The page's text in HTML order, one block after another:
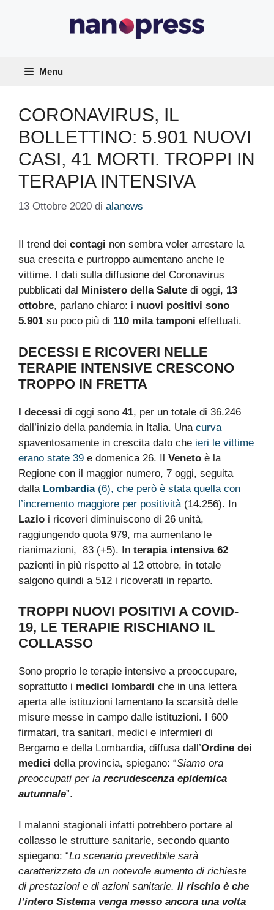
Menu
CORONAVIRUS, IL
BOLLETTINO: 5.901 NUOVI
CASI, 41 MORTI. TROPPI IN
TERAPIA INTENSIVA
13 Ottobre 2020 di alanews
Il trend dei contagi non sembra voler arrestare la
sua crescita e purtroppo aumentano anche le
vittime. I dati sulla diffusione del Coronavirus
pubblicati dal Ministero della Salute di oggi, 13
ottobre, parlano chiaro: i nuovi positivi sono
5.901 su poco più di 110 mila tamponi effettuati.
DECESSI E RICOVERI NELLE
TERAPIE INTENSIVE CRESCONO
TROPPO IN FRETTA
I decessi di oggi sono 41, per un totale di 36.246
dall’inizio della pandemia in Italia. Una curva
spaventosamente in crescita dato che ieri le vittime
erano state 39 e domenica 26. Il Veneto è la
Regione con il maggior numero, 7 oggi, seguita
dalla Lombardia(6), che però è stata quella con
l’incremento maggiore per positività (14.256). In
Lazio i ricoveri diminuiscono di 26 unità,
raggiungendo quota 979, ma aumentano le
rianimazioni, 83 (+5). In terapia intensiva 62
pazienti in più rispetto al 12 ottobre, in totale
salgono quindi a 512 i ricoverati in reparto.
TROPPI NUOVI POSITIVI A COVID-
19, LE TERAPIE RISCHIANO IL
COLLASSO
Sono proprio le terapie intensive a preoccupare,
soprattutto i medici lombardi che in una lettera
aperta alle istituzioni lamentano la scarsità delle
misure messe in campo dalle istituzioni. I 600
firmatari, tra sanitari, medici e infermieri di
Bergamo e della Lombardia, diffusa dall’Ordine dei
medici della provincia, spiegano: “Siamo ora
preoccupati per la recrudescenza epidemica
autunnale”.
I malanni stagionali infatti potrebbero portare al
collasso le strutture sanitarie, secondo quanto
spiegano: “Lo scenario prevedibile sarà
caratterizzato da un notevole aumento di richieste
di prestazioni e di azioni sanitarie. Il rischio è che
l’intero Sistema venga messo ancora una volta